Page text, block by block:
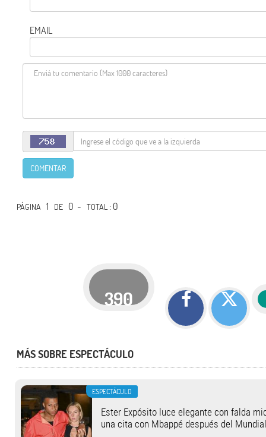
EMAIL
COMENTAR
PÁGINA 1 DE 0 -TOTAL: 0
390
MÁS SOBRE ESPECTÁCULO
ESPECTÁCULO
Ester Expósito luce elegante con falda
una cita con Mbappé después del